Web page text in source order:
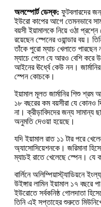
অলস্পোর্ট ডেস্ক: ফুটবলারদের
ইউরো কাপের আগে তেমনভাবে
বয়সী ইয়ামালকে নিয়ে ওঠা
রয়েছেন স্পেনের ওয়ান্ডার বয়।
তাঁকে পুরো ম্যাচ খেলাতে
ম্যাচে পেলে যে আরও বেশি
আইনের ঊর্ধ্বে কেউ নন।
স্পেন কোচকে।
ইয়ামাল মূলত জার্মানির শিশু
১৮ বছরের কম বয়সীরা যে কোনও
না। ক্রীড়াবিদদের জন্য সামান্য
অনুমতি দেওয়া হয়েছে।
যদি ইয়ামাল রাত ১১ টার পরে
অ্যাসোসিয়েশনকে। জরিমানা
ম্যাচই রাতে খেলেছে স্পেন। যে
বার্লিনে অলিম্পিয়াস্ট্যাডিয়নে
উইঙ্গার লামিন ইয়ামাল ১৭ বছরে
ইউরোতে সর্বকনিষ্ঠ গোলদাতা
তিনি এই সপ্তাহের শুরুতে